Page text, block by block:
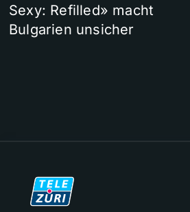
Sexy: Refilled» macht
Bulgarien unsicher